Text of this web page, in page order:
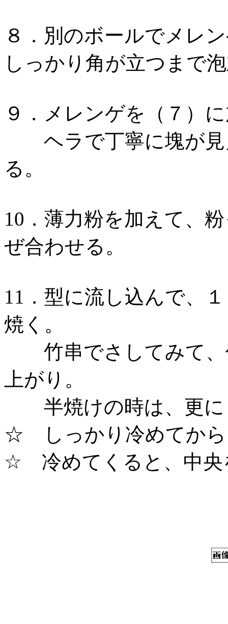
８．別のボールでメレ
しっかり角が立つまで
９．メレンゲを（７）
ヘラで丁寧に塊が見
る。
10．薄力粉を加えて、
ぜ合わせる。
11．型に流し込んで、
焼く。
竹串でさしてみて、
上がり。
半焼けの時は、更に
☆ しっかり冷めてから
☆ 冷めてくると、中央